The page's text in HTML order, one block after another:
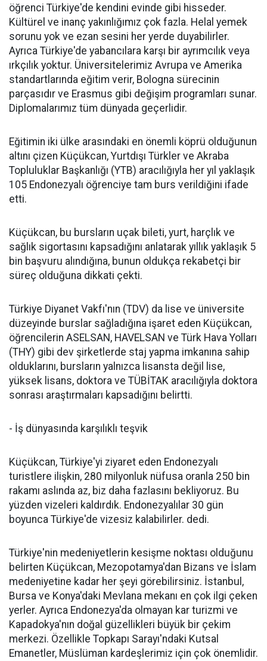
öğrenci Türkiye'de kendini evinde gibi hisseder.
Kültürel ve inanç yakınlığımız çok fazla. Helal yemek
sorunu yok ve ezan sesini her yerde duyabilirler.
Ayrıca Türkiye'de yabancılara karşı bir ayrımcılık veya
ırkçılık yoktur. Üniversitelerimiz Avrupa ve Amerika
standartlarında eğitim verir, Bologna sürecinin
parçasıdır ve Erasmus gibi değişim programları sunar.
Diplomalarımız tüm dünyada geçerlidir.
Eğitimin iki ülke arasındaki en önemli köprü olduğunun
altını çizen Küçükcan, Yurtdışı Türkler ve Akraba
Topluluklar Başkanlığı (YTB) aracılığıyla her yıl yaklaşık
105 Endonezyalı öğrenciye tam burs verildiğini ifade
etti.
Küçükcan, bu bursların uçak bileti, yurt, harçlık ve
sağlık sigortasını kapsadığını anlatarak yıllık yaklaşık 5
bin başvuru alındığına, bunun oldukça rekabetçi bir
süreç olduğuna dikkati çekti.
Türkiye Diyanet Vakfı'nın (TDV) da lise ve üniversite
düzeyinde burslar sağladığına işaret eden Küçükcan,
öğrencilerin ASELSAN, HAVELSAN ve Türk Hava Yolları
(THY) gibi dev şirketlerde staj yapma imkanına sahip
olduklarını, bursların yalnızca lisansta değil lise,
yüksek lisans, doktora ve TÜBİTAK aracılığıyla doktora
sonrası araştırmaları kapsadığını belirtti.
- İş dünyasında karşılıklı teşvik
Küçükcan, Türkiye'yi ziyaret eden Endonezyalı
turistlere ilişkin, 280 milyonluk nüfusa oranla 250 bin
rakamı aslında az, biz daha fazlasını bekliyoruz. Bu
yüzden vizeleri kaldırdık. Endonezyalılar 30 gün
boyunca Türkiye'de vizesiz kalabilirler. dedi.
Türkiye'nin medeniyetlerin kesişme noktası olduğunu
belirten Küçükcan, Mezopotamya'dan Bizans ve İslam
medeniyetine kadar her şeyi görebilirsiniz. İstanbul,
Bursa ve Konya'daki Mevlana mekanı en çok ilgi çeken
yerler. Ayrıca Endonezya'da olmayan kar turizmi ve
Kapadokya'nın doğal güzellikleri büyük bir çekim
merkezi. Özellikle Topkapı Sarayı'ndaki Kutsal
Emanetler, Müslüman kardeşlerimiz için çok önemlidir.